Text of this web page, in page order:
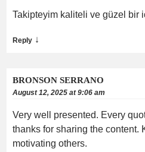
Takipteyim kaliteli ve güzel bir
Reply ↓
BRONSON SERRANO
August 12, 2025 at 9:06 am
Very well presented. Every
thanks for sharing the content.
motivating others.